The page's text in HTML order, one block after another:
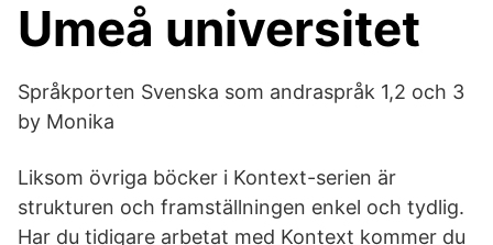
Umeå universitet
Språkporten Svenska som andraspråk 1,2 och 3
by Monika
Liksom övriga böcker i Kontext-serien är
strukturen och framställningen enkel och tydlig.
Har du tidigare arbetat med Kontext kommer du